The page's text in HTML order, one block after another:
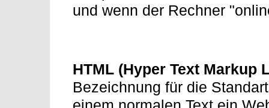
und wenn der Rechner
HTML (Hyper Text Markup
Bezeichnung für die